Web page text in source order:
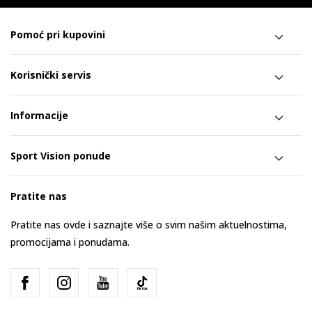
Pomoć pri kupovini
Korisnički servis
Informacije
Sport Vision ponude
Pratite nas
Pratite nas ovde i saznajte više o svim našim aktuelnostima,
promocijama i ponudama.